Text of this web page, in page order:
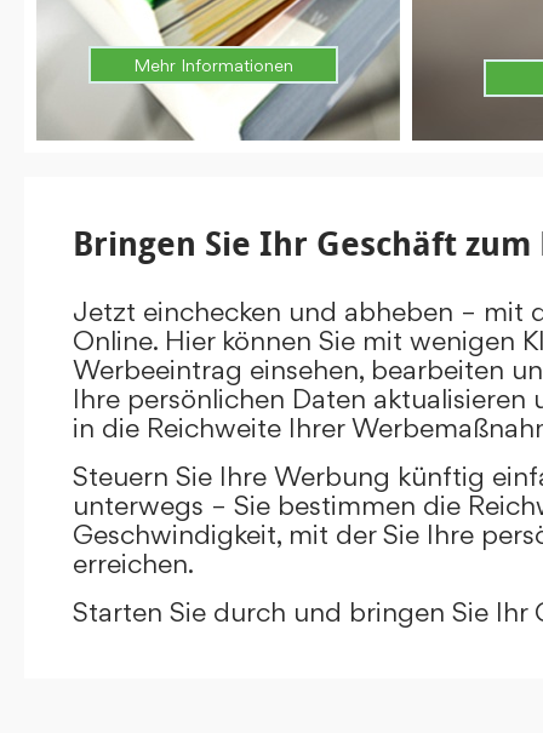
Mehr Informationen
Bringen Sie Ihr Geschäft zum
Jetzt einchecken und abheben – mit
Online. Hier können Sie mit wenigen
Werbeeintrag einsehen, bearbeiten
Ihre persönlichen Daten aktualisieren
in die Reichweite Ihrer
Steuern Sie Ihre Werbung künftig
unterwegs – Sie bestimmen die
Geschwindigkeit, mit der Sie Ihre
erreichen.
Starten Sie durch und bringen Sie Ihr